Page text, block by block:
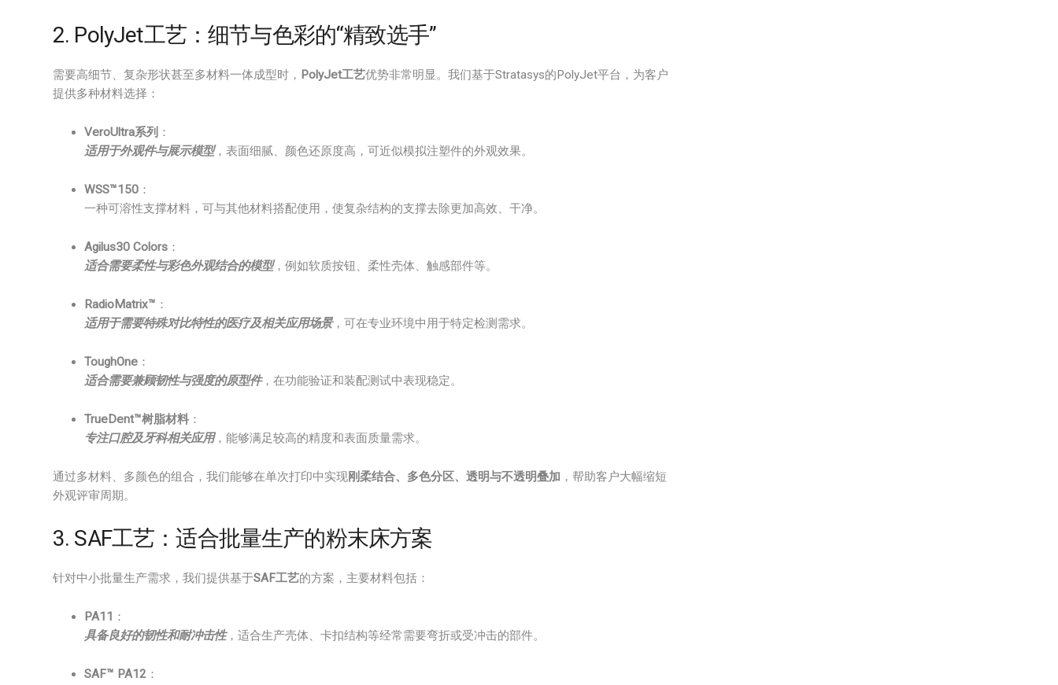
2. PolyJet工艺：细节与色彩的“精致选手”
需要高细节、复杂形状甚至多材料一体成型时， PolyJet工艺优势非常明显。我们基于Stratasys的PolyJet平台，为客户
提供多种材料选择：
VeroUltra系列 ：
适用于外观件与展示模型，表面细腻、颜色还原度高，可近似模拟注塑件的外观效果。
WSS™150 ：
一种可溶性支撑材料，可与其他材料搭配使用，使复杂结构的支撑去除更加高效、干净。
Agilus30 Colors ：
适合需要柔性与彩色外观结合的模型，例如软质按钮、柔性壳体、触感部件等。
RadioMatrix™ ：
适用于需要特殊对比特性的医疗及相关应用场景，可在专业环境中用于特定检测需求。
ToughOne ：
适合需要兼顾韧性与强度的原型件，在功能验证和装配测试中表现稳定。
TrueDent™树脂材料 ：
专注口腔及牙科相关应用，能够满足较高的精度和表面质量需求。
通过多材料、多颜色的组合，我们能够在单次打印中实现刚柔结合、多色分区、透明与不透明叠加 ，帮助客户大幅缩短
外观评审周期。
3. SAF工艺：适合批量生产的粉末床方案
针对中小批量生产需求，我们提供基于SAF工艺的方案，主要材料包括：
PA11 ：
具备良好的韧性和耐冲击性，适合生产壳体、卡扣结构等经常需要弯折或受冲击的部件。
SAF™ PA12 ：